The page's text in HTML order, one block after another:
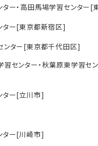
ター・高田馬場学習センター[
ター[東京都新宿区]
ンター[東京都千代田区]
センター・秋葉原東学習セ
ター[立川市]
ター[川崎市]